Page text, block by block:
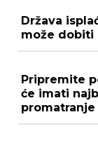
Država
može dobiti
Pripremite
će imati